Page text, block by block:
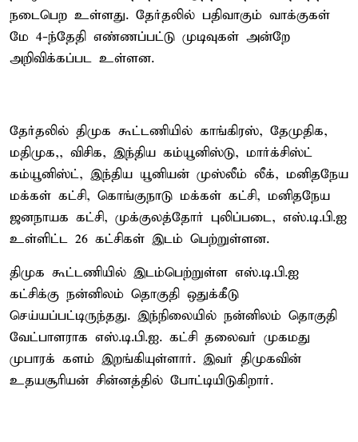
நடைபெற உள்ளது. தேர்தலில் பதிவாகும் வாக்குகள்
மே 4-ந்தேதி எண்ணப்பட்டு முடிவுகள் அன்றே
அறிவிக்கப்பட உள்ளன.
தேர்தலில் திமுக கூட்டணியில் காங்கிரஸ், தேமுதிக,
மதிமுக,, விசிக, இந்திய கம்யூனிஸ்டு, மார்க்சிஸ்ட்
கம்யூனிஸ்ட், இந்திய யூனியன் முஸ்லீம் லீக், மனிதநேய
மக்கள் கட்சி, கொங்குநாடு மக்கள் கட்சி, மனிதநேய
ஜனநாயக கட்சி, முக்குலத்தோர் புலிப்படை, எஸ்.டி.பி.ஐ
உள்ளிட்ட 26 கட்சிகள் இடம் பெற்றுள்ளன.
திமுக கூட்டணியில் இடம்பெற்றுள்ள எஸ்.டி.பி.ஐ
கட்சிக்கு நன்னிலம் தொகுதி ஒதுக்கீடு
செய்யப்பட்டிருந்தது. இந்நிலையில் நன்னிலம் தொகுதி
வேட்பாளராக எஸ்.டி.பி.ஐ. கட்சி தலைவர் முகமது
முபாரக் களம் இறங்கியுள்ளார். இவர் திமுகவின்
உதயசூரியன் சின்னத்தில் போட்டியிடுகிறார்.